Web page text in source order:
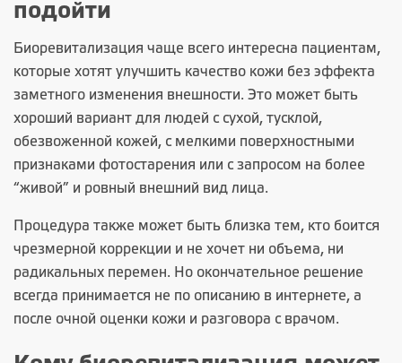
подойти
Биоревитализация чаще всего интересна пациентам,
которые хотят улучшить качество кожи без эффекта
заметного изменения внешности. Это может быть
хороший вариант для людей с сухой, тусклой,
обезвоженной кожей, с мелкими поверхностными
признаками фотостарения или с запросом на более
“живой” и ровный внешний вид лица.
Процедура также может быть близка тем, кто боится
чрезмерной коррекции и не хочет ни объема, ни
радикальных перемен. Но окончательное решение
всегда принимается не по описанию в интернете, а
после очной оценки кожи и разговора с врачом.